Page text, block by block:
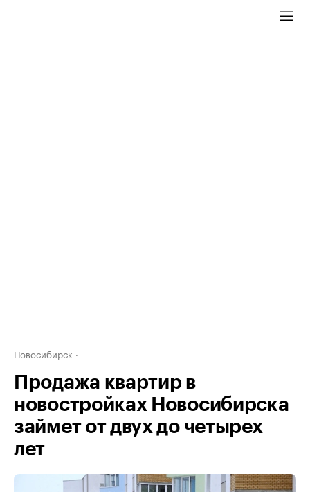
Новосибирск
Продажа квартир в
новостройках Новосибирска
займет от двух до четырех
лет